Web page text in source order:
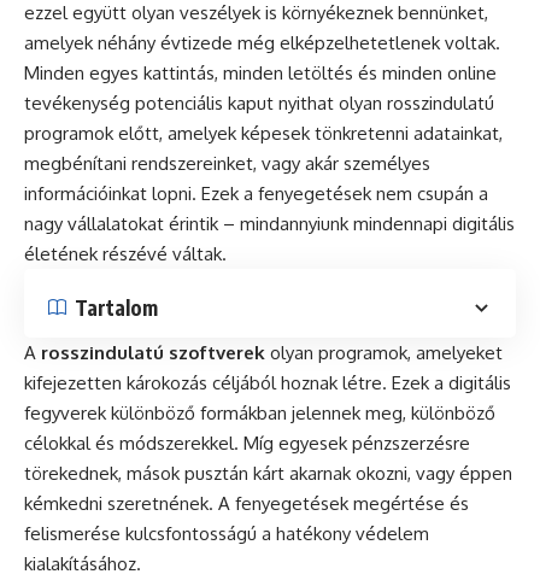
ezzel együtt olyan veszélyek is környékeznek bennünket,
amelyek néhány évtizede még elképzelhetetlenek voltak.
Minden egyes kattintás, minden letöltés és minden online
tevékenység potenciális kaput nyithat olyan rosszindulatú
programok előtt, amelyek képesek tönkretenni adatainkat,
megbénítani rendszereinket, vagy akár személyes
információinkat lopni. Ezek a fenyegetések nem csupán a
nagy vállalatokat érintik – mindannyiunk mindennapi digitális
életének részévé váltak.
Tartalom
A rosszindulatú szoftverek olyan programok, amelyeket
kifejezetten károkozás céljából hoznak létre. Ezek a digitális
fegyverek különböző formákban jelennek meg, különböző
célokkal és módszerekkel. Míg egyesek pénzszerzésre
törekednek, mások pusztán kárt akarnak okozni, vagy éppen
kémkedni szeretnének. A fenyegetések megértése és
felismerése kulcsfontosságú a hatékony védelem
kialakításához.